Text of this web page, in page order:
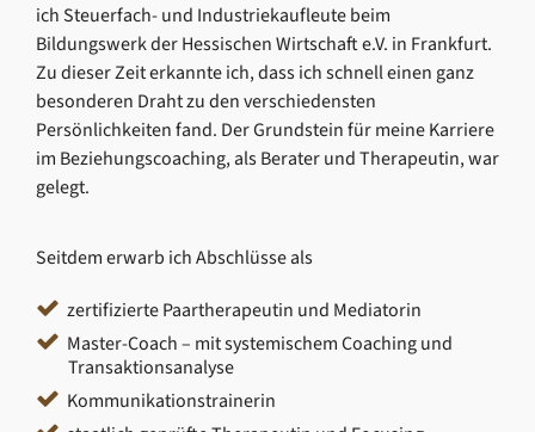
ich Steuerfach- und Industriekaufleute beim
Bildungswerk der Hessischen Wirtschaft e.V. in Frankfurt.
Zu dieser Zeit erkannte ich, dass ich schnell einen ganz
besonderen Draht zu den verschiedensten
Persönlichkeiten fand. Der Grundstein für meine Karriere
im Beziehungscoaching, als Berater und Therapeutin, war
gelegt.
Seitdem erwarb ich Abschlüsse als
zertifizierte Paartherapeutin und Mediatorin
Master-Coach – mit systemischem Coaching und
Transaktionsanalyse
Kommunikationstrainerin